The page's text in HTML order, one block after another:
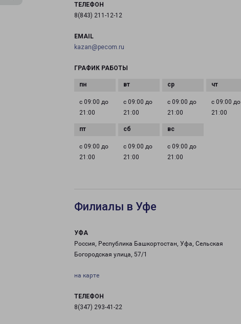
ТЕЛЕФОН
8(843) 211-12-12
EMAIL
kazan@pecom.ru
ГРАФИК РАБОТЫ
с 09:00 до
21:00
с 09:00 до
21:00
с 09:00 до
21:00
с 09:00 до
21:00
с 09:00 до
21:00
с 09:00 до
21:00
с 09:00 до
21:00
Филиалы в Уфе
УФА
Россия, Республика Башкортостан, Уфа, Сельская
Богородская улица, 57/1
на карте
ТЕЛЕФОН
8(347) 293-41-22